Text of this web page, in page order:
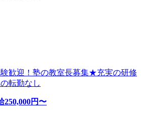
験歓迎！塾の教室長募集★充実の研修
転勤なし
250,000円〜